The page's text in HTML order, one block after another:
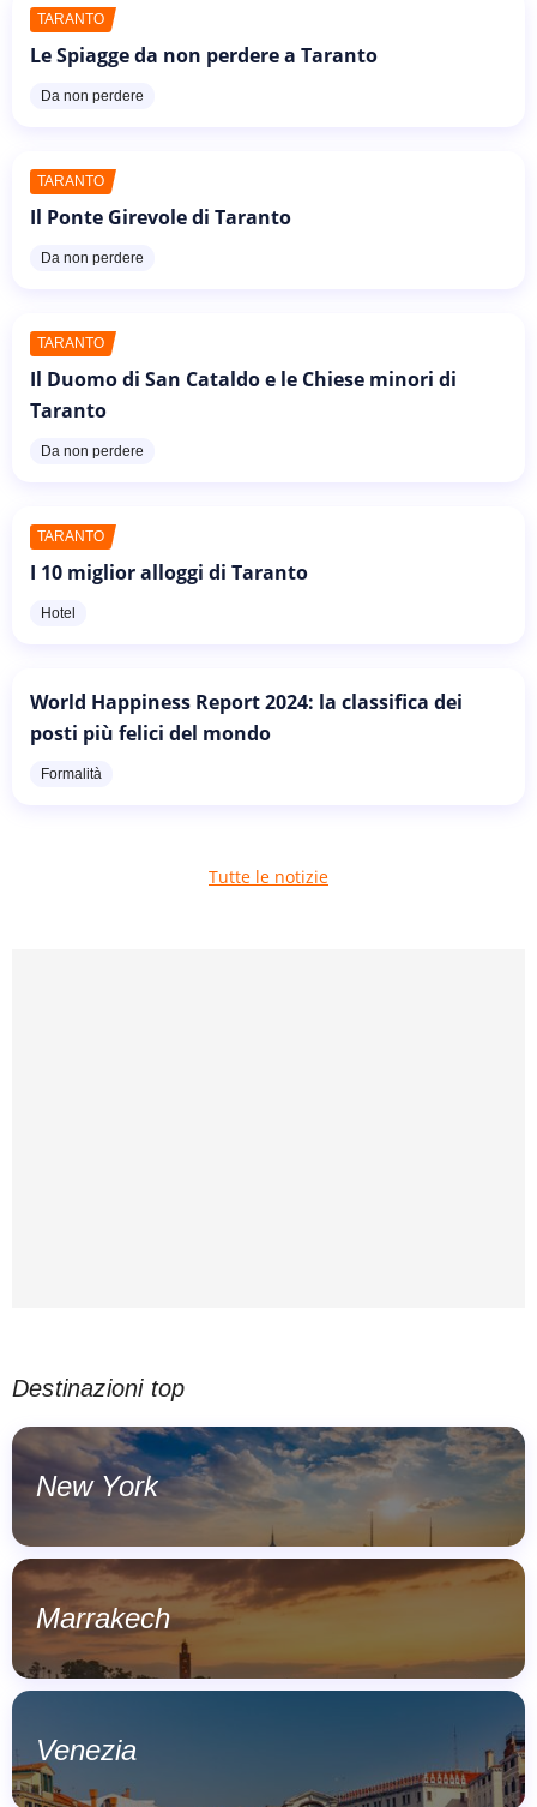
TARANTO
Le Spiagge da non perdere a Taranto
Da non perdere
TARANTO
Il Ponte Girevole di Taranto
Da non perdere
TARANTO
Il Duomo di San Cataldo e le Chiese minori di
Taranto
Da non perdere
TARANTO
I 10 miglior alloggi di Taranto
Hotel
World Happiness Report 2024: la classifica dei
posti più felici del mondo
Formalità
Tutte le notizie
Destinazioni top
New York
Marrakech
Venezia